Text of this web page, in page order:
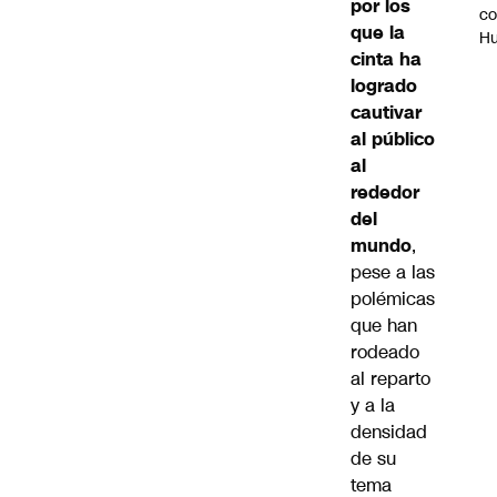
por los
que la
cinta ha
logrado
cautivar
al público
al
rededor
del
mundo,
pese a las
polémicas
que han
rodeado
al reparto
y a la
densidad
de su
tema